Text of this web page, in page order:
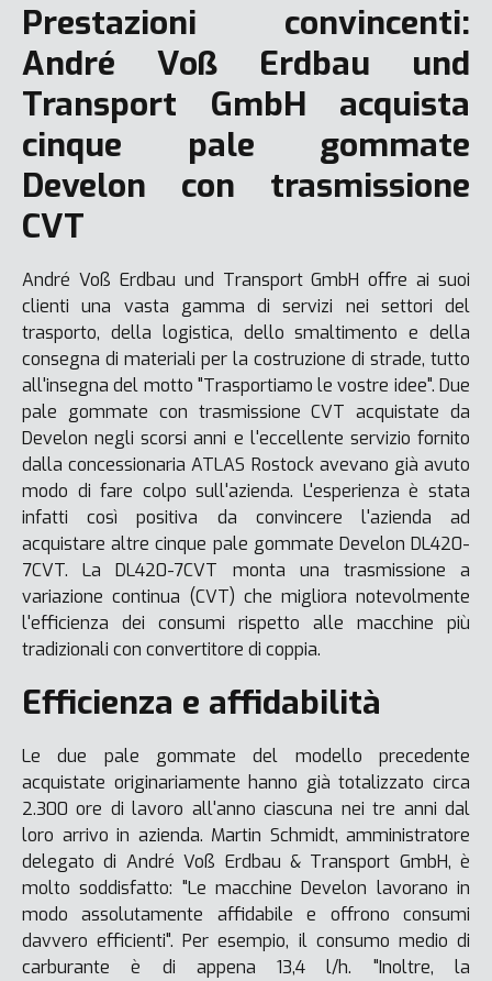
Prestazioni convincenti:
André Voß Erdbau und
Transport GmbH acquista
cinque pale gommate
Develon con trasmissione
CVT
André Voß Erdbau und Transport GmbH offre ai suoi
clienti una vasta gamma di servizi nei settori del
trasporto, della logistica, dello smaltimento e della
consegna di materiali per la costruzione di strade, tutto
all'insegna del motto "Trasportiamo le vostre idee". Due
pale gommate con trasmissione CVT acquistate da
Develon negli scorsi anni e l'eccellente servizio fornito
dalla concessionaria ATLAS Rostock avevano già avuto
modo di fare colpo sull'azienda. L'esperienza è stata
infatti così positiva da convincere l'azienda ad
acquistare altre cinque pale gommate Develon DL420-
7CVT. La DL420-7CVT monta una trasmissione a
variazione continua (CVT) che migliora notevolmente
l'efficienza dei consumi rispetto alle macchine più
tradizionali con convertitore di coppia.
Efficienza e affidabilità
Le due pale gommate del modello precedente
acquistate originariamente hanno già totalizzato circa
2.300 ore di lavoro all'anno ciascuna nei tre anni dal
loro arrivo in azienda. Martin Schmidt, amministratore
delegato di André Voß Erdbau & Transport GmbH, è
molto soddisfatto: "Le macchine Develon lavorano in
modo assolutamente affidabile e offrono consumi
davvero efficienti". Per esempio, il consumo medio di
carburante è di appena 13,4 l/h. "Inoltre, la